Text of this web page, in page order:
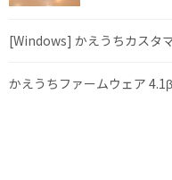
[Windows] かえうちカスタ
かえうちファームウェア